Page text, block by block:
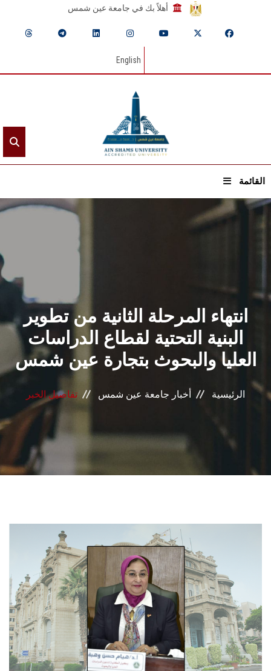
أهلاً بك في جامعة عين شمس
English
القائمة
الرئيسيـة
القطاعـات
الشئون الأكاديمية
البحث العلمي
المراكز والوحدات
الأنظمة الذكية
هيئة التدريس
الدراسات العليا
الخريجين
انتهاء المرحلة الثانية من تطوير
البنية التحتية لقطاع الدراسات
العليا والبحوث بتجارة عين شمس
الرئيسية أخبار جامعة عين شمس تفاصيل الخبر